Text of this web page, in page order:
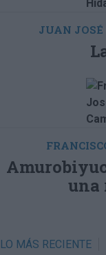
JUAN JOSÉ
una
RECIENTE